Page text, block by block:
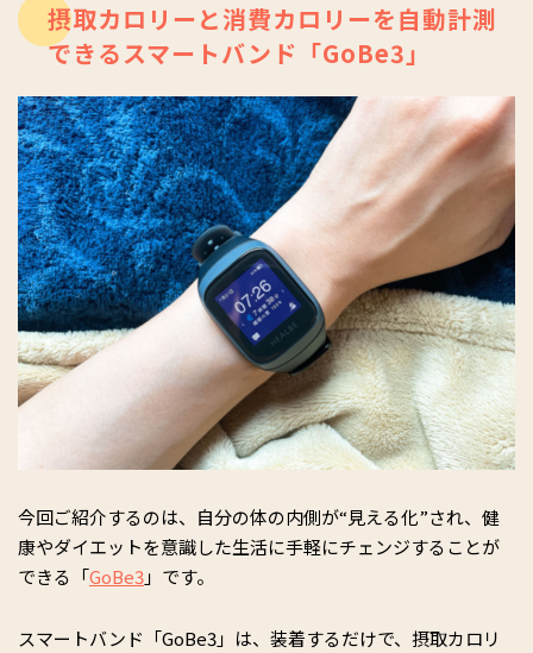
摂取カロリーと消費カロリーを自動計測
できるスマートバンド「GoBe3」
今回ご紹介するのは、自分の体の内側が“見える化”され、健
康やダイエットを意識した生活に手軽にチェンジすることが
できる「GoBe3」です。
スマートバンド「GoBe3」は、装着するだけで、摂取カロリ